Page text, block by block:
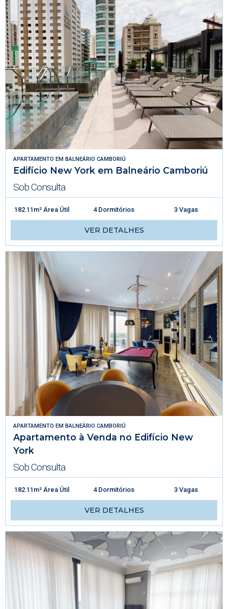
APARTAMENTO EM BALNEÁRIO CAMBORIÚ
Edifício New York em Balneário Camboriú
Sob Consulta
182.11m² Área Útil 4 Dormitórios 3 Vagas
VER DETALHES
APARTAMENTO EM BALNEÁRIO CAMBORIÚ
Apartamento à Venda no Edifício New
York
Sob Consulta
182.11m² Área Útil 4 Dormitórios 3 Vagas
VER DETALHES